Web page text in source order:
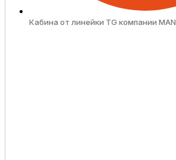
Кабина от линейки TG компании MAN